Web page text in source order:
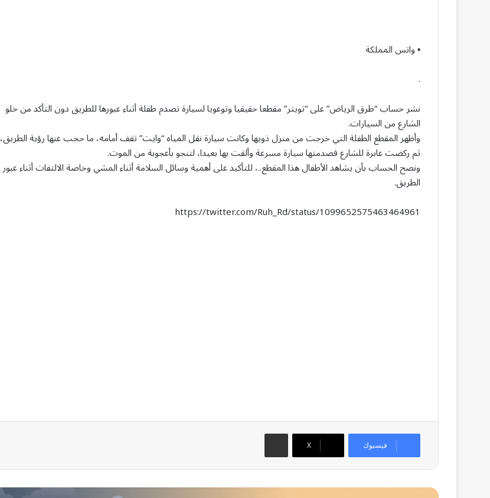
▪ واتس المملكة
.
نشر حساب “طرق الرياض” على “تويتر” مقطعا حقيقيا وتوعويا لسيارة تصدم طفلة أثناء عبورها للطريق دون التأكد من خلو
الشارع من السيارات.
وأظهر المقطع الطفلة التي خرجت من منزل ذويها وكانت سيارة نقل المياه “وايت” تقف أمامه، ما حجب عنها رؤية الطريق،
ثم ركضت عابرة للشارع فصدمتها سيارة مسرعة وألقت بها بعيدا، لتنجو بأعجوبة من الموت.
ونصح الحساب بأن يشاهد الأطفال هذا المقطع..، للتأكيد على أهمية وسائل السلامة أثناء المشي وخاصة الالتفات أثناء عبور
الطريق.
https://twitter.com/Ruh_Rd/status/1099652575463464961
فيسبوك ‫X
مشاركة عبر البريد